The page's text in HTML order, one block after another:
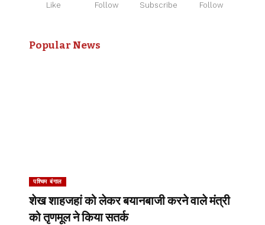
Like Follow Subscribe Follow
Popular News
पश्चिम बंगाल
शेख शाहजहां को लेकर बयानबाजी करने वाले मंत्री
को तृणमूल ने किया सतर्क